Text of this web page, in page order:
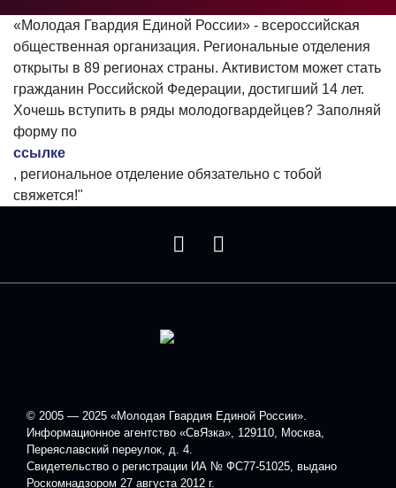
«Молодая Гвардия Единой России» - всероссийская
общественная организация. Региональные отделения
открыты в 89 регионах страны. Активистом может стать
гражданин Российской Федерации, достигший 14 лет.
Хочешь вступить в ряды молодогвардейцев? Заполняй
форму по
ссылке
, региональное отделение обязательно с тобой
свяжется!"
© 2005 — 2025 «Молодая Гвардия Единой России».
Информационное агентство «СвЯзка», 129110, Москва,
Переяславский переулок, д. 4.
Свидетельство о регистрации ИА № ФС77-51025, выдано
Роскомнадзором 27 августа 2012 г.